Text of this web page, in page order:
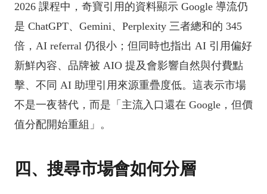
2026 課程中，奇寶引用的資料顯示 Google 導流仍
是 ChatGPT、Gemini、Perplexity 三者總和的 345
倍，AI referral 仍很小；但同時也指出 AI 引用偏好
新鮮內容、品牌被 AIO 提及會影響自然與付費點
擊、不同 AI 助理引用來源重疊度低。這表示市場
不是一夜替代，而是「主流入口還在 Google，但價
值分配開始重組」。
四、搜尋市場會如何分層